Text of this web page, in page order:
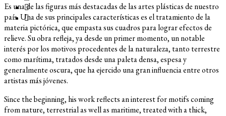
Es una de las figuras más destacadas de las artes plásticas de nuestro
país. Una de sus principales características es el tratamiento de la
materia pictórica, que empasta sus cuadros para lograr efectos de
relieve. Su obra refleja, ya desde un primer momento, un notable
interés por los motivos procedentes de la naturaleza, tanto terrestre
como marítima, tratados desde una paleta densa, espesa y
generalmente oscura, que ha ejercido una gran influencia entre otros
artistas más jóvenes.
Since the beginning, his work reflects an interest for motifs coming
from nature, terrestrial as well as maritime, treated with a thick,